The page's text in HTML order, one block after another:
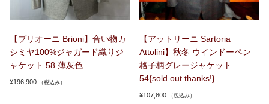
【ブリオーニ Brioni】合い物カ
シミヤ100%ジャガード織りジ
ャケット 58 薄灰色
¥196,900 （税込み）
【アットリーニ Sartoria
Attolini】秋冬 ウインドーペン
格子柄グレージャケット
54{sold out thanks!}
¥107,800 （税込み）